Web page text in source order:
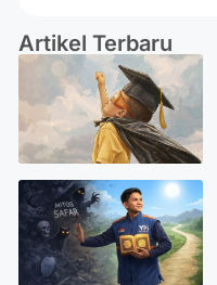
Artikel Terbaru